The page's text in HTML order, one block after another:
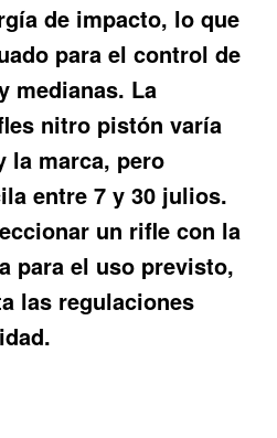
de impacto, lo que
para el control de
medianas. La
nitro pistón varía
la marca, pero
entre 7 y 30 julios.
un rifle con la
para el uso previsto,
las regulaciones